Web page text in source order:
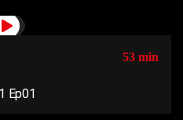
53 min
Ep01